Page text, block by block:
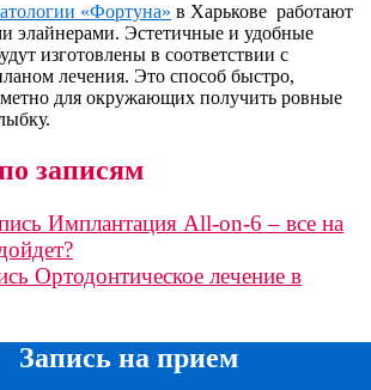
«Фортуна» в Харькове работают
элайнерами. Эстетичные и удобные
изготовлены в соответствии с
лечения. Это способ быстро,
для окружающих получить ровные
записям
Имплантация All-on-6 – все на
Ортодонтическое лечение в
Запись на прием